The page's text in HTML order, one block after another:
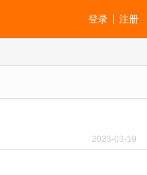
注册
登录
2023-03-19